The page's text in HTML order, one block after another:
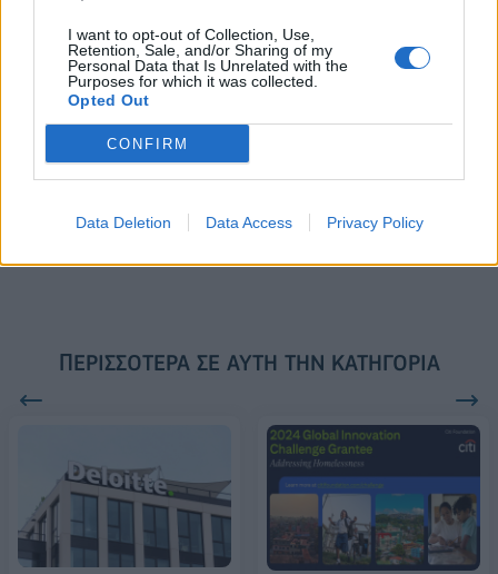
I want to opt-out of Collection, Use,
Retention, Sale, and/or Sharing of my
Personal Data that Is Unrelated with the
Purposes for which it was collected.
Opted Out
CONFIRM
Data Deletion Data Access Privacy Policy
Alpha Bank: Για πρώτη φορά το Αρχαίο Θέατρο Επιδαύρου άνοιξε τις
πύλες του σε όλους
ESG Report 2025: Πώς η ΑΒ Βασιλόπουλος μετατρέπει τη
βιωσιμότητα σε καθημερινή πράξη
ΠΕΡΙΣΣΌΤΕΡΑ ΣΕ ΑΥΤΉ ΤΗΝ ΚΑΤΗΓΟΡΊΑ